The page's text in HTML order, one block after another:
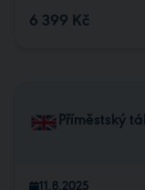
6 399 Kč
Příměstský
11.8.2025